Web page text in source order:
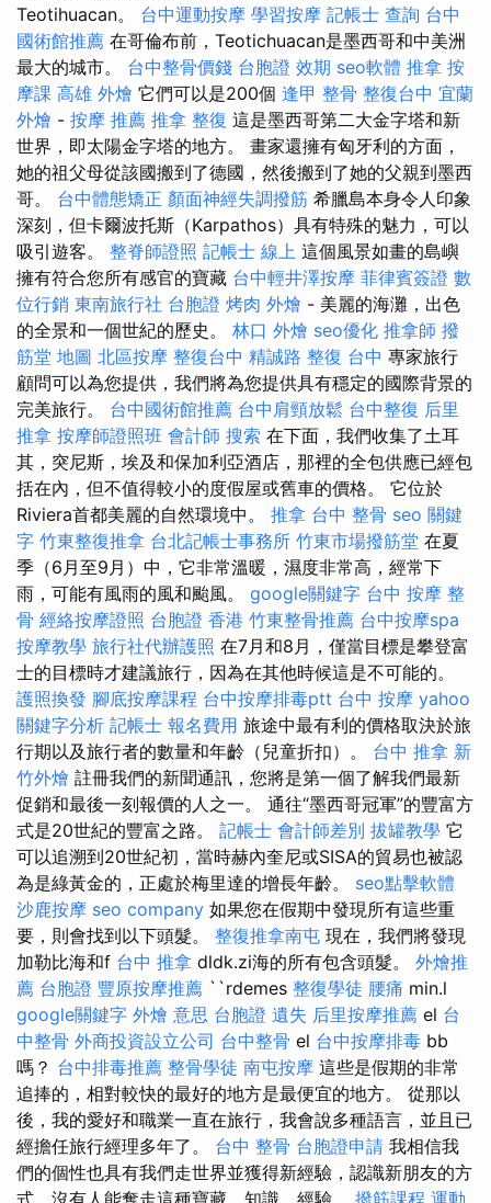
Teotihuacan。 台中運動按摩 學習按摩 記帳士 查詢 台中
國術館推薦 在哥倫布前，Teotichuacan是墨西哥和中美洲
最大的城市。 台中整骨價錢 台胞證 效期 seo軟體 推拿 按
摩課 高雄 外燴 它們可以是200個 逢甲 整骨 整復台中 宜蘭
外燴 - 按摩 推薦 推拿 整復 這是墨西哥第二大金字塔和新
世界，即太陽金字塔的地方。 畫家還擁有匈牙利的方面，
她的祖父母從該國搬到了德國，然後搬到了她的父親到墨西
哥。 台中體態矯正 顏面神經失調撥筋 希臘島本身令人印象
深刻，但卡爾波托斯（Karpathos）具有特殊的魅力，可以
吸引遊客。 整脊師證照 記帳士 線上 這個風景如畫的島嶼
擁有符合您所有感官的寶藏 台中輕井澤按摩 菲律賓簽證 數
位行銷 東南旅行社 台胞證 烤肉 外燴 - 美麗的海灘，出色
的全景和一個世紀的歷史。 林口 外燴 seo優化 推拿師 撥
筋堂 地圖 北區按摩 整復台中 精誠路 整復 台中 專家旅行
顧問可以為您提供，我們將為您提供具有穩定的國際背景的
完美旅行。 台中國術館推薦 台中肩頸放鬆 台中整復 后里
推拿 按摩師證照班 會計師 搜索 在下面，我們收集了土耳
其，突尼斯，埃及和保加利亞酒店，那裡的全包供應已經包
括在內，但不值得較小的度假屋或舊車的價格。 它位於
Riviera首都美麗的自然環境中。 推拿 台中 整骨 seo 關鍵
字 竹東整復推拿 台北記帳士事務所 竹東市場撥筋堂 在夏
季（6月至9月）中，它非常溫暖，濕度非常高，經常下
雨，可能有風雨的風和颱風。 google關鍵字 台中 按摩 整
骨 經絡按摩證照 台胞證 香港 竹東整骨推薦 台中按摩spa
按摩教學 旅行社代辦護照 在7月和8月，僅當目標是攀登富
士的目標時才建議旅行，因為在其他時候這是不可能的。
護照換發 腳底按摩課程 台中按摩排毒ptt 台中 按摩 yahoo
關鍵字分析 記帳士 報名費用 旅途中最有利的價格取決於旅
行期以及旅行者的數量和年齡（兒童折扣）。 台中 推拿 新
竹外燴 註冊我們的新聞通訊，您將是第一個了解我們最新
促銷和最後一刻報價的人之一。 通往“墨西哥冠軍”的豐富方
式是20世紀的豐富之路。 記帳士 會計師差別 拔罐教學 它
可以追溯到20世紀初，當時赫內奎尼或SISA的貿易也被認
為是綠黃金的，正處於梅里達的增長年齡。 seo點擊軟體
沙鹿按摩 seo company 如果您在假期中發現所有這些重
要，則會找到以下頭髮。 整復推拿南屯 現在，我們將發現
加勒比海和f 台中 推拿 dldk.zi海的所有包含頭髮。 外燴推
薦 台胞證 豐原按摩推薦 ``rdemes 整復學徒 腰痛 min.l
google關鍵字 外燴 意思 台胞證 遺失 后里按摩推薦 el 台
中整骨 外商投資設立公司 台中整骨 el 台中按摩排毒 bb
嗎？ 台中排毒推薦 整骨學徒 南屯按摩 這些是假期的非常
追捧的，相對較快的最好的地方是最便宜的地方。 從那以
後，我的愛好和職業一直在旅行，我會說多種語言，並且已
經擔任旅行經理多年了。 台中 整骨 台胞證申請 我相信我
們的個性也具有我們走世界並獲得新經驗，認識新朋友的方
式，沒有人能奪走這種寶藏，知識，經驗。 撥筋課程 運動